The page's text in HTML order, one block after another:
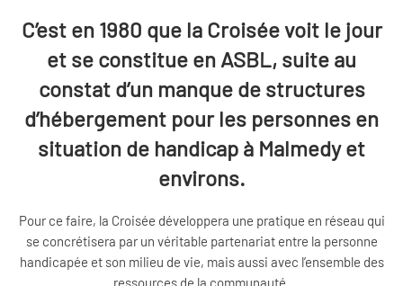
C’est en 1980 que la Croisée voit le jour
et se constitue en ASBL, suite au
constat d’un manque de structures
d’hébergement pour les personnes en
situation de handicap à Malmedy et
environs.
Pour ce faire, la Croisée développera une pratique en réseau qui
se concrétisera par un véritable partenariat entre la personne
handicapée et son milieu de vie, mais aussi avec l’ensemble des
ressources de la communauté.